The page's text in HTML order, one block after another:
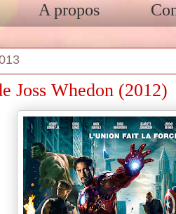
A propos
Joss Whedon (2012)